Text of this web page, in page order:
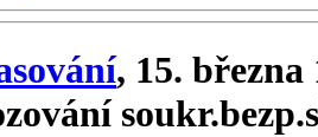
, 15. března